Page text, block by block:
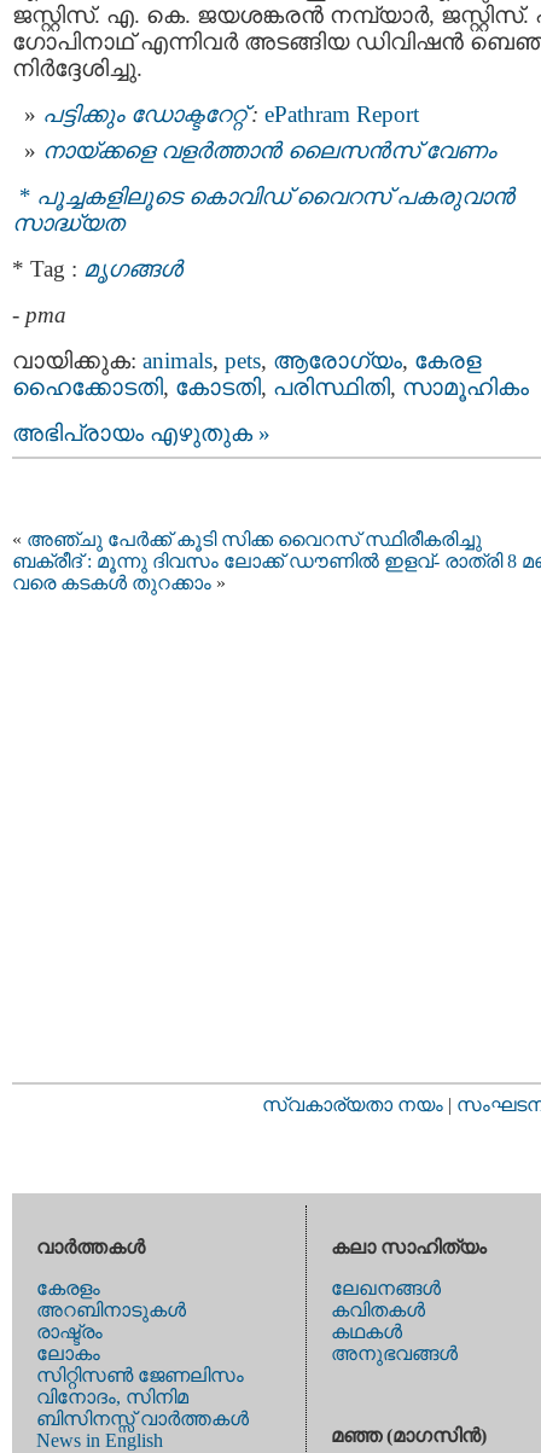
ജസ്റ്റിസ്. എ. കെ. ജയശങ്കരൻ നമ്പ്യാർ, ജസ്റ്റിസ്.
ഗോപിനാഥ് എന്നിവര്‍ അടങ്ങിയ ഡിവിഷൻ
നിർദ്ദേശിച്ചു.
പട്ടിക്കും ഡോക്ടറേറ്റ്‌: ePathram Report
നായ്ക്കളെ വളര്‍ത്താന്‍ ലൈസന്‍സ് വേണം
* പൂച്ചകളിലൂടെ കൊവിഡ് വൈറസ് പകരുവാന്‍
സാദ്ധ്യത
* Tag : മൃഗങ്ങള്‍
- pma
വായിക്കുക: animals, pets, ആരോഗ്യം, കേരള
ഹൈക്കോടതി, കോടതി, പരിസ്ഥിതി, സാമൂഹികം
അഭിപ്രായം എഴുതുക »
« അഞ്ചു പേര്‍ക്ക് കൂടി സിക്ക വൈറസ് സ്ഥിരീകരിച്ചു
ബക്രീദ് : മൂന്നു ദിവസം ലോക്ക് ഡൗണില്‍ ഇളവ്- രാത്രി 8
വരെ കടകള്‍ തുറക്കാം »
സ്വകാര്യതാ നയം |
വാര്‍ത്തകള്‍
കേരളം
അറബിനാടുകള്‍
രാഷ്ട്രം
ലോകം
സിറ്റിസണ്‍ ജേണലിസം
വിനോദം, സിനിമ
ബിസിനസ്സ് വാര്‍ത്തകള്‍
News in English
കലാ സാഹിത്യം
ലേഖനങ്ങള്‍
കവിതകള്‍
കഥകള്‍
അനുഭവങ്ങള്‍
മഞ്ഞ (മാഗസിന്‍)